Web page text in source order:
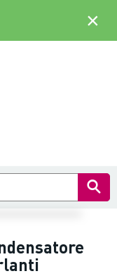
×